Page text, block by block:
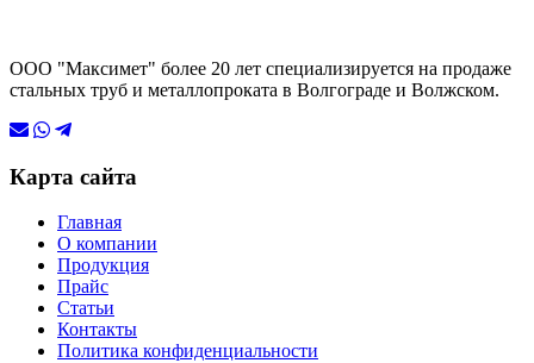
ООО "Максимет" более 20 лет специализируется на продаже
стальных труб и металлопроката в Волгограде и Волжском.
Карта сайта
Главная
О компании
Продукция
Прайс
Статьи
Контакты
Политика конфиденциальности